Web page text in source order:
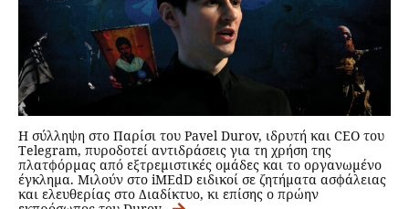
Η σύλληψη στο Παρίσι του Pavel Durov, ιδρυτή και CEO του
Telegram, πυροδοτεί αντιδράσεις για τη χρήση της
πλατφόρμας από εξτρεμιστικές ομάδες και το οργανωμένο
έγκλημα. Μιλούν στο iMEdD ειδικοί σε ζητήματα ασφάλειας
και ελευθερίας στο Διαδίκτυο, κι επίσης ο πρώην